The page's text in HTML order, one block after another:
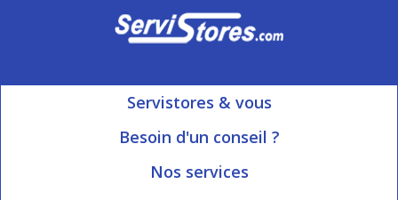
Servistores & vous
Mon compte
Besoin d'un conseil ?
Ouvert du Lundi au Vendredi
Nos services